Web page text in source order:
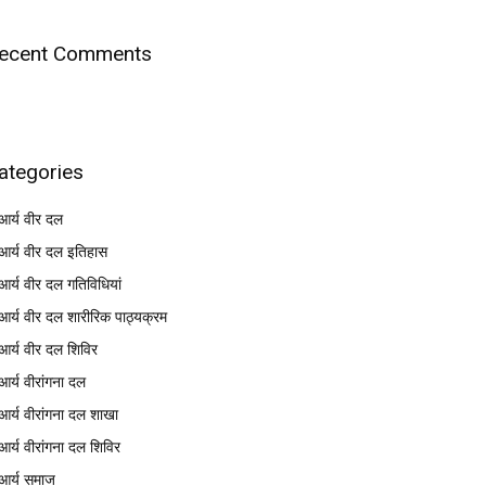
Comments
वीर दल
वीर दल इतिहास
वीर दल गतिविधियां
वीर दल शारीरिक पाठ्यक्रम
वीर दल शिविर
वीरांगना दल
वीरांगना दल शाखा
वीरांगना दल शिविर
समाज